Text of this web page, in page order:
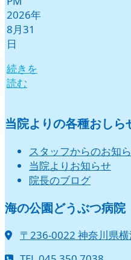
2026年
8月31
日
続きを
読む
当院よりの各種おしら
スタッフからのお知
当院よりお知らせ
院長のブログ
海の公園どうぶつ病院
〒236-0022 神奈川県